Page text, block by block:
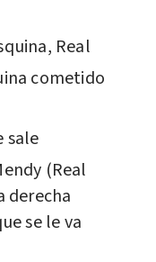
Real
cometido
sale
(Real
derecha
se le va